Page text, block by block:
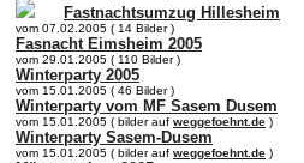
Fastnachtsumzug Hillesheim
vom 07.02.2005 ( 14 Bilder )
Fasnacht Eimsheim 2005
vom 29.01.2005 ( 110 Bilder )
Winterparty 2005
vom 15.01.2005 ( 46 Bilder )
Winterparty vom MF Sasem Dusem
vom 15.01.2005 ( bilder auf weggefoehnt.de )
Winterparty Sasem-Dusem
vom 15.01.2005 ( bilder auf weggefoehnt.de )